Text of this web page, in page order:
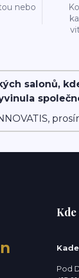
nebo
salonů,
Kde
Pod